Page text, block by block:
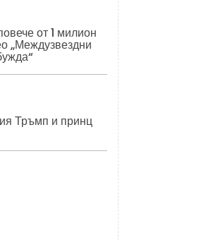
от 1 милион
„Междузвездни
Тръмп и принц